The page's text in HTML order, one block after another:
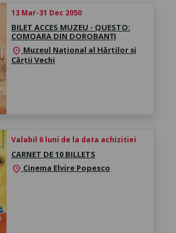
13 Mar-31 Dec 2050
BILET ACCES MUZEU - QUESTO:
COMOARA DIN DOROBANȚI
location_on Muzeul Național al Hărților și
Cărții Vechi
Valabil 6 luni de la data achizitiei
CARNET DE 10 BILLETS
location_on Cinema Elvire Popesco